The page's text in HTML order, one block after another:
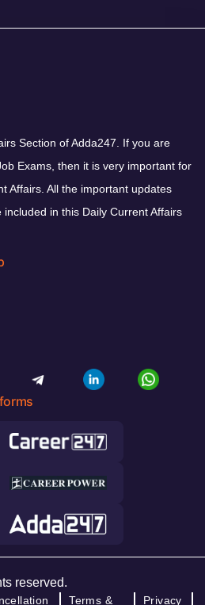
Section of Adda247. If you are
Exams, then it is very important for
Affairs. All the important updates
in this Daily Current Affairs
reserved.
Terms & Privacy